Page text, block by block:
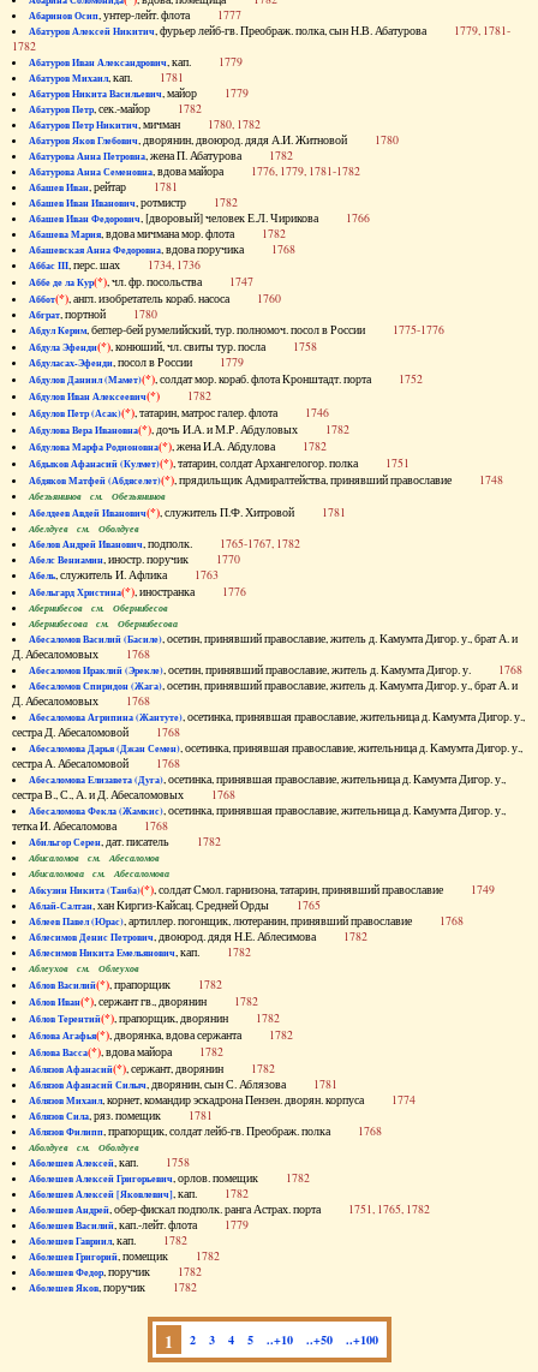
Абаринов Осип, унтер-лейт. флота 1777
Абатуров Алексей Никитич, фурьер лейб-гв. Преображ. полка, сын Н.В. Абатурова 1779, 1781-
1782
Абатуров Иван Александрович, кап. 1779
Абатуров Михаил, кап. 1781
Абатуров Никита Васильевич, майор 1779
Абатуров Петр, сек.-майор 1782
Абатуров Петр Никитич, мичман 1780, 1782
Абатуров Яков Глебович, дворянин, двоюрод. дядя А.И. Житновой 1780
Абатурова Анна Петровна, жена П. Абатурова 1782
Абатурова Анна Семеновна, вдова майора 1776, 1779, 1781-1782
Абашев Иван, рейтар 1781
Абашев Иван Иванович, ротмистр 1782
Абашев Иван Федорович, [дворовый] человек Е.Л. Чирикова 1766
Абашева Мария, вдова мичмана мор. флота 1782
Абашевская Анна Федоровна, вдова поручика 1768
Аббас III, перс. шах 1734, 1736
Аббе де ла Кур(*), чл. фр. посольства 1747
Аббот(*), англ. изобретатель кораб. насоса 1760
Абграт, портной 1780
Абдул Керим, беглер-бей румелийский, тур. полномоч. посол в России 1775-1776
Абдула Эфенди(*), конюший, чл. свиты тур. посла 1758
Абдуласах-Эфенди, посол в России 1779
Абдулов Даниил (Мамет)(*), солдат мор. кораб. флота Кронштадт. порта 1752
Абдулов Иван Алексеевич(*) 1782
Абдулов Петр (Асак)(*), татарин, матрос галер. флота 1746
Абдулова Вера Ивановна(*), дочь И.А. и М.Р. Абдуловых 1782
Абдулова Марфа Родионовна(*), жена И.А. Абдулова 1782
Абдыков Афанасий (Кулмет)(*), татарин, солдат Архангелогор. полка 1751
Абдяков Матфей (Абдяселет)(*), прядильщик Адмиралтейства, принявший православие 1748
Абезьянинов см. Обезьянинов
Абелдеев Авдей Иванович(*), служитель П.Ф. Хитровой 1781
Абелдуев см. Оболдуев
Абелов Андрей Иванович, подполк. 1765-1767, 1782
Абелс Вениамин, иностр. поручик 1770
Абель, служитель И. Афлика 1763
Абельгард Христина(*), иностранка 1776
Абернибесов см. Обернибесов
Абернибесова см. Обернибесова
Абесаломов Василий (Басиле), осетин, принявший православие, житель д. Камумта Дигор. у., брат А. и
Д. Абесаломовых 1768
Абесаломов Ираклий (Эрекле), осетин, принявший православие, житель д. Камумта Дигор. у. 1768
Абесаломов Спиридон (Жага), осетин, принявший православие, житель д. Камумта Дигор. у., брат А. и
Д. Абесаломовых 1768
Абесаломова Агрипина (Жантуте), осетинка, принявшая православие, жительница д. Камумта Дигор. у.,
сестра Д. Абесаломовой 1768
Абесаломова Дарья (Джан Семен), осетинка, принявшая православие, жительница д. Камумта Дигор. у.,
сестра А. Абесаломовой 1768
Абесаломова Елизавета (Дуга), осетинка, принявшая православие, жительница д. Камумта Дигор. у.,
сестра В., С., А. и Д. Абесаломовых 1768
Абесаломова Фекла (Жамкис), осетинка, принявшая православие, жительница д. Камумта Дигор. у.,
тетка И. Абесаломова 1768
Абильгор Серен, дат. писатель 1782
Абисаломов см. Абесаломов
Абисаломова см. Абесаломова
Абкузин Никита (Танба)(*), солдат Смол. гарнизона, татарин, принявший православие 1749
Аблай-Салтан, хан Киргиз-Кайсац. Средней Орды 1765
Аблеев Павел (Юрас), артиллер. погонщик, лютеранин, принявший православие 1768
Аблесимов Денис Петрович, двоюрод. дядя Н.Е. Аблесимова 1782
Аблесимов Никита Емельянович, кап. 1782
Аблеухов см. Облеухов
Аблов Василий(*), прапорщик 1782
Аблов Иван(*), сержант гв., дворянин 1782
Аблов Терентий(*), прапорщик, дворянин 1782
Аблова Агафья(*), дворянка, вдова сержанта 1782
Аблова Васса(*), вдова майора 1782
Аблязов Афанасий(*), сержант, дворянин 1782
Аблязов Афанасий Силыч, дворянин, сын С. Аблязова 1781
Аблязов Михаил, корнет, командир эскадрона Пензен. дворян. корпуса 1774
Аблязов Сила, ряз. помещик 1781
Аблязов Филипп, прапорщик, солдат лейб-гв. Преображ. полка 1768
Аболдуев см. Оболдуев
Аболешев Алексей, кап. 1758
Аболешев Алексей Григорьевич, орлов. помещик 1782
Аболешев Алексей [Яковлевич], кап. 1782
Аболешев Андрей, обер-фискал подполк. ранга Астрах. порта 1751, 1765, 1782
Аболешев Василий, кап.-лейт. флота 1779
Аболешев Гавриил, кап. 1782
Аболешев Григорий, помещик 1782
Аболешев Федор, поручик 1782
Аболешев Яков, поручик 1782
1 2 3 4 5 ..+10 ..+50 ..+100